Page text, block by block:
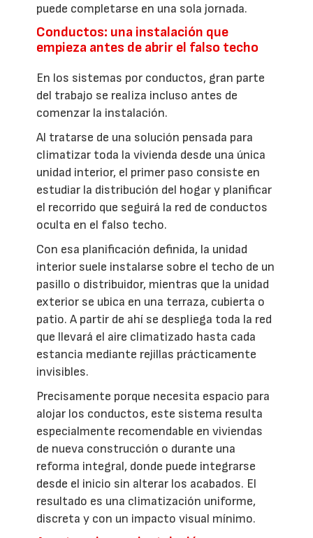
puede completarse en una sola jornada.
Conductos: una instalación que
empieza antes de abrir el falso techo
En los sistemas por conductos, gran parte
del trabajo se realiza incluso antes de
comenzar la instalación.
Al tratarse de una solución pensada para
climatizar toda la vivienda desde una única
unidad interior, el primer paso consiste en
estudiar la distribución del hogar y planificar
el recorrido que seguirá la red de conductos
oculta en el falso techo.
Con esa planificación definida, la unidad
interior suele instalarse sobre el techo de un
pasillo o distribuidor, mientras que la unidad
exterior se ubica en una terraza, cubierta o
patio. A partir de ahí se despliega toda la red
que llevará el aire climatizado hasta cada
estancia mediante rejillas prácticamente
invisibles.
Precisamente porque necesita espacio para
alojar los conductos, este sistema resulta
especialmente recomendable en viviendas
de nueva construcción o durante una
reforma integral, donde puede integrarse
desde el inicio sin alterar los acabados. El
resultado es una climatización uniforme,
discreta y con un impacto visual mínimo.